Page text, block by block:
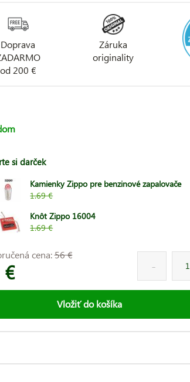
Doprava
od 200 €
Záruka
originality
si darček
Kamienky Zippo pre benzinové zapalovače
1.69 €
Knôt Zippo 16004
1.69 €
cena:56 €
Vložiť do košíka